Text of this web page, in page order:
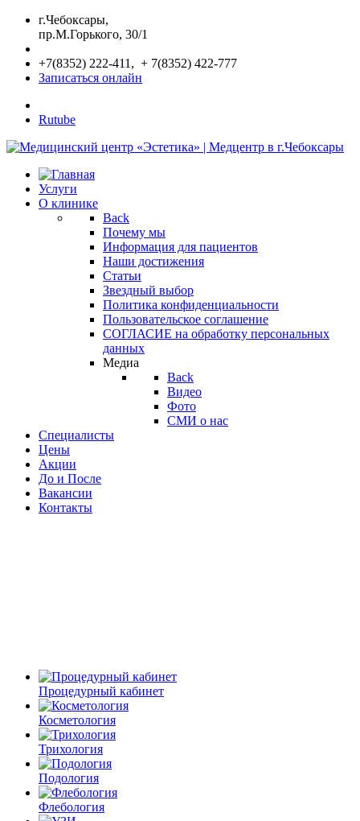
г.Чебоксары,
пр.М.Горького, 30/1
+7(8352) 222-411, + 7(8352) 422-777
Записаться онлайн
Rutube
Услуги
О клинике
Back
Почему мы
Информация для пациентов
Наши достижения
Статьи
Звездный выбор
Политика конфиденциальности
Пользовательское соглашение
СОГЛАСИЕ на обработку персональных
данных
Медиа
Back
Видео
Фото
СМИ о нас
Специалисты
Цены
Акции
До и После
Вакансии
Контакты
Процедурный кабинет
Косметология
Трихология
Подология
Флебология